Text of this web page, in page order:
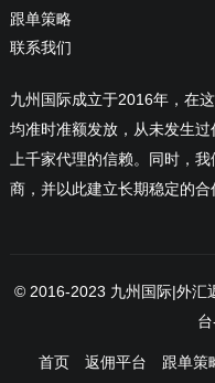
跟单策略
联系我们
九州国际成立于2016年，在
均准时准额发放，从未发生
上千家代理的信赖。同时，
商，并以此建立长期稳定的合
© 2016-2023 九州国际|外汇
首页 返佣平台 跟单策